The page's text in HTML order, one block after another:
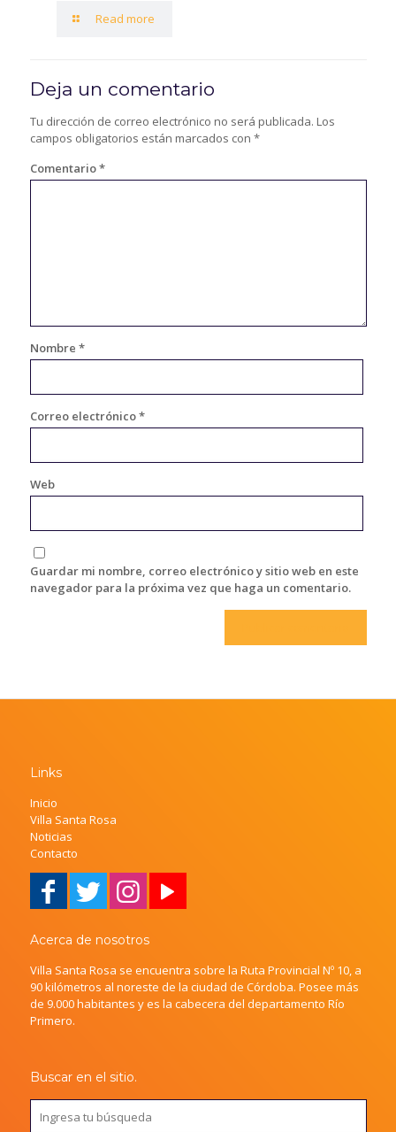
Read more
Deja un comentario
Tu dirección de correo electrónico no será publicada. Los
campos obligatorios están marcados con *
Comentario*
Nombre *
Correo electrónico*
Web
Guardar mi nombre, correo electrónico y sitio web en este
navegador para la próxima vez que haga un comentario.
Links
Inicio
Villa Santa Rosa
Noticias
Contacto
Acerca de nosotros
Villa Santa Rosa se encuentra sobre la Ruta Provincial Nº 10, a
90 kilómetros al noreste de la ciudad de Córdoba. Posee más
de 9.000 habitantes y es la cabecera del departamento Río
Primero.
Buscar en el sitio.